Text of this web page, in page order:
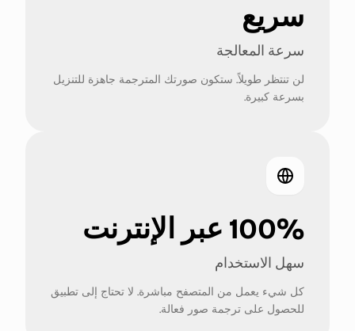
سريع
سرعة المعالجة
لن تنتظر طويلاً. ستكون صورتك المترجمة جاهزة للتنزيل
بسرعة كبيرة.
100% عبر الإنترنت
سهل الاستخدام
كل شيء يعمل من المتصفح مباشرة. لا تحتاج إلى تطبيق
للحصول على ترجمة صور فعالة.